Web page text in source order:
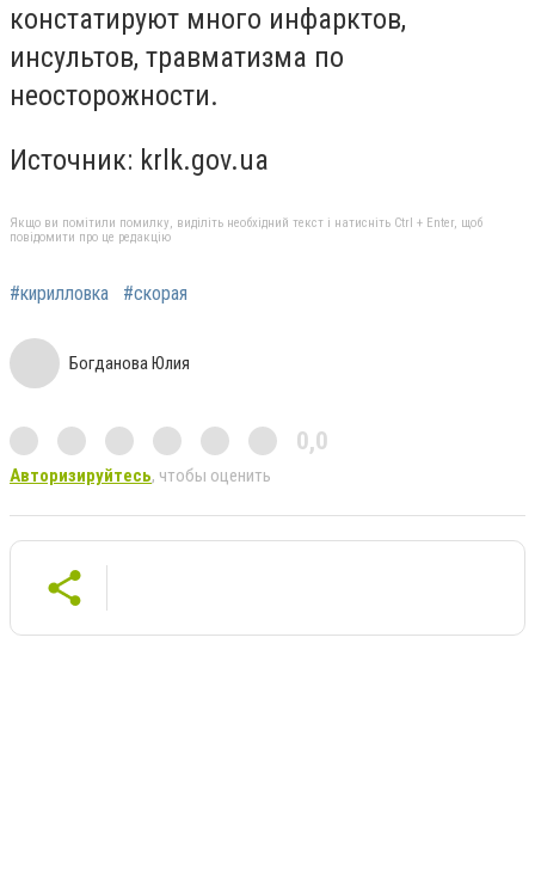
констатируют много инфарктов,
инсультов, травматизма по
неосторожности.
Источник: krlk.gov.ua
Якщо ви помітили помилку, виділіть необхідний текст і натисніть Ctrl + Enter, щоб
повідомити про це редакцію
#кирилловка #скорая
Богданова Юлия
0,0
Авторизируйтесь, чтобы оценить